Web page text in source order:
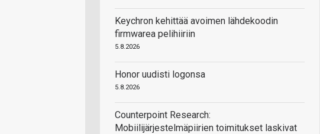
Keychron kehittää avoimen lähdekoodin
firmwarea pelihiiriin
5.8.2026
Honor uudisti logonsa
5.8.2026
Counterpoint Research:
Mobiilijärjestelmäpiirien toimitukset laskivat